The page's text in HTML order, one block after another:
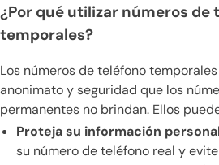
¿Por qué utilizar números de
temporales?
Los números de teléfono
anonimato y seguridad que los
permanentes no brindan. Ellos
Proteja su información
su número de teléfono real y